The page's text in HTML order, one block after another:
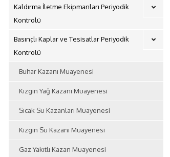
Kaldırma İletme Ekipmanları Periyodik
Kontrolü
Basınçlı Kaplar ve Tesisatlar Periyodik
Kontrolü
Buhar Kazanı Muayenesi
Kızgın Yağ Kazanı Muayenesi
Sıcak Su Kazanları Muayenesi
Kızgın Su Kazanı Muayenesi
Gaz Yakıtlı Kazan Muayenesi